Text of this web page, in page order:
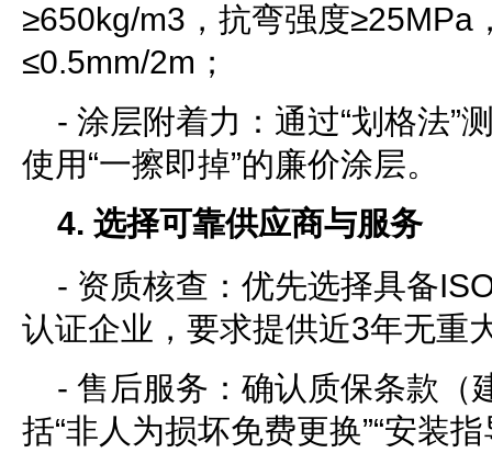
≥650kg/m3，抗弯强度≥25MPa
≤0.5mm/2m；
- 涂层附着力：通过“划格法”
使用“一擦即掉”的廉价涂层。
4. 选择可靠供应商与服务
- 资质核查：优先选择具备
认证企业，要求提供近3年无重
- 售后服务：确认质保条款（
括“非人为损坏免费更换”“安装